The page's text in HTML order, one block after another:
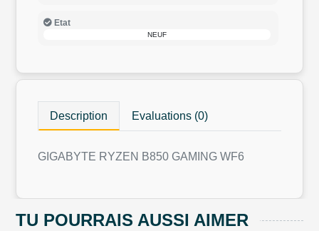
Etat
NEUF
Description Evaluations (0)
GIGABYTE RYZEN B850 GAMING WF6
TU POURRAIS AUSSI AIMER